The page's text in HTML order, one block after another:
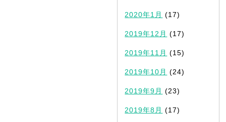
2020年1月 (17)
2019年12月 (17)
2019年11月 (15)
2019年10月 (24)
2019年9月 (23)
2019年8月 (17)